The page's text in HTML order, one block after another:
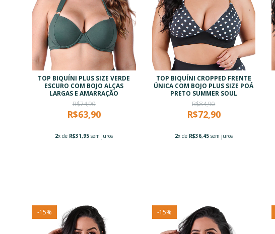
TOP BIQUÍNI PLUS SIZE VERDE
ESCURO COM BOJO ALÇAS
LARGAS E AMARRAÇÃO
R$74,90
R$63,90
2x de R$31,95 sem juros
TOP BIQUÍNI CROPPED FRENTE
ÚNICA COM BOJO PLUS SIZE POÁ
PRETO SUMMER SOUL
R$84,90
R$72,90
2x de R$36,45sem juros
-15% -15%